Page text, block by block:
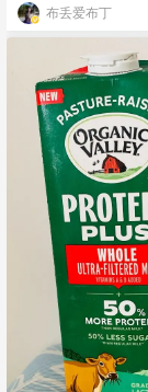
布丢爱布丁